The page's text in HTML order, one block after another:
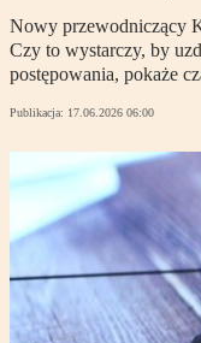
Nowy przewodniczący
Czy to wystarczy, by
postępowania, pokaże
Publikacja: 17.06.2026 06:00